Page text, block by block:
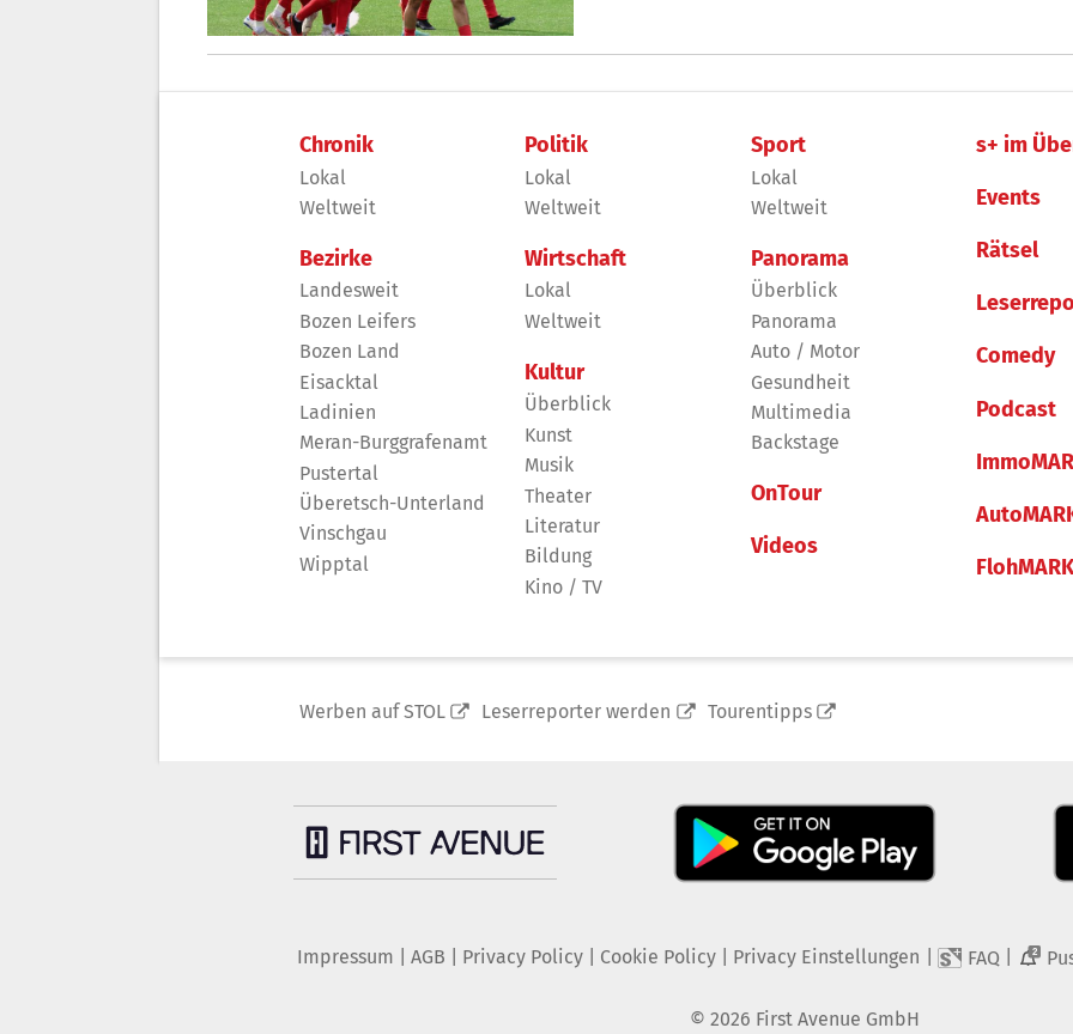
Chronik
Lokal
Weltweit
Bezirke
Landesweit
Bozen Leifers
Bozen Land
Eisacktal
Ladinien
Meran-Burggrafenamt
Pustertal
Überetsch-Unterland
Vinschgau
Wipptal
Politik
Lokal
Weltweit
Wirtschaft
Lokal
Weltweit
Kultur
Überblick
Kunst
Musik
Theater
Literatur
Bildung
Kino / TV
Sport
Lokal
Weltweit
Panorama
Überblick
Panorama
Auto / Motor
Gesundheit
Multimedia
Backstage
OnTour
Videos
s+ im
Events
Rätsel
Comedy
Podcast
Werben auf STOL Leserreporter werden Tourentipps
Impressum AGB Privacy Policy| Cookie Policy| Privacy Einstellungen FAQ 2
© 2026 First Avenue GmbH